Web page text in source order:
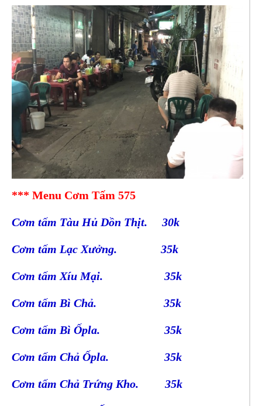
*** Menu Cơm Tấm 575
Cơm tấm Tàu Hủ Dồn Thịt. 30k
Cơm tấm Lạc Xưởng. 35k
Cơm tấm Xíu Mại. 35k
Cơm tấm Bì Chả. 35k
Cơm tấm Bì Ốpla. 35k
Cơm tấm Chả Ốpla. 35k
Cơm tấm Chả Trứng Kho. 35k